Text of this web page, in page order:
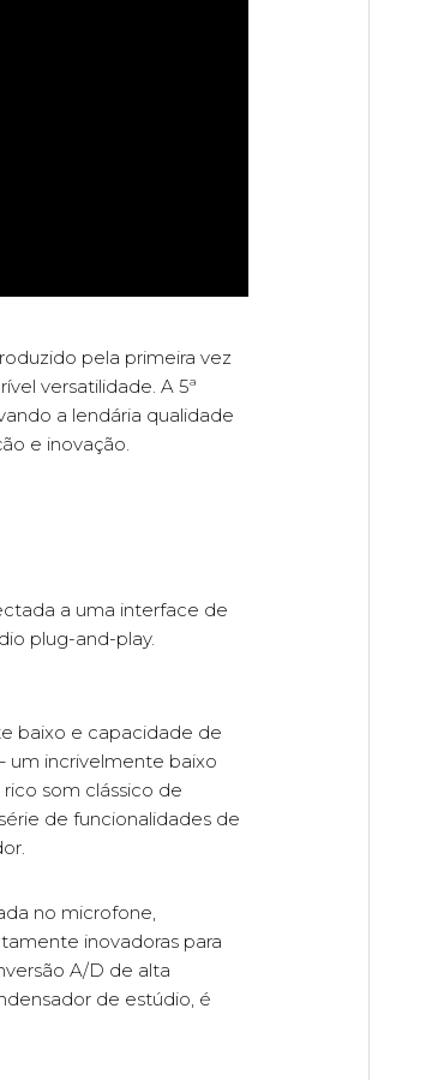
pela primeira vez
versatilidade. A 5ª
a lendária qualidade
e inovação.
a uma interface de
plug-and-play.
baixo e capacidade de
um incrivelmente baixo
som clássico de
de funcionalidades de
no microfone,
inovadoras para
A/D de alta
de estúdio, é